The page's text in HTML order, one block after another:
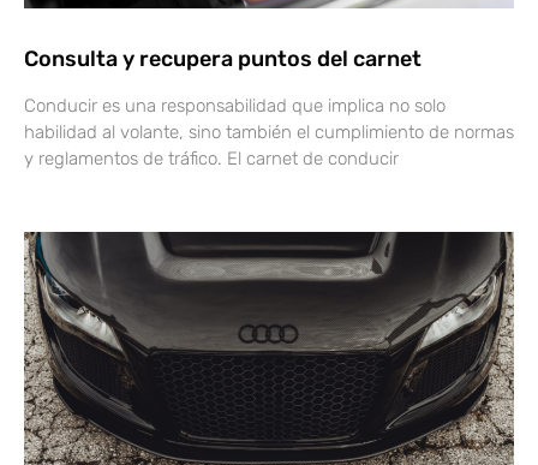
Consulta y recupera puntos del carnet
Conducir es una responsabilidad que implica no solo
habilidad al volante, sino también el cumplimiento de normas
y reglamentos de tráfico. El carnet de conducir